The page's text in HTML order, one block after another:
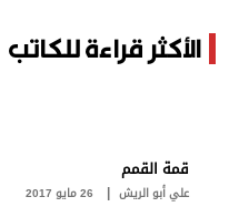
كاريكتير
الأكثر قراءة للكاتب
قمة القمم
علي أبو الريش | 26 مايو 2017